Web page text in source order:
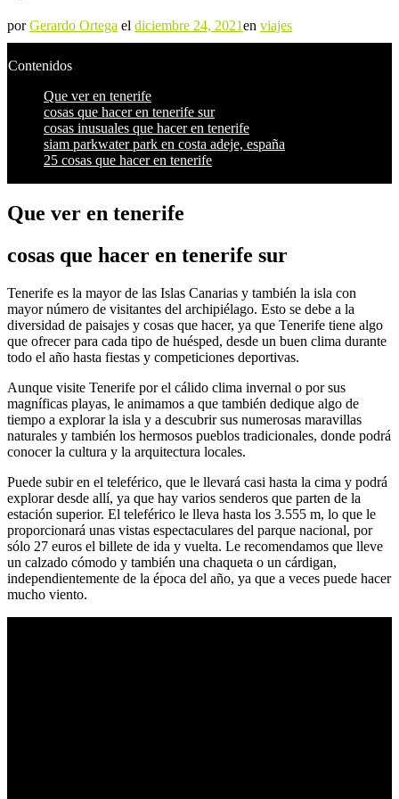
porGerardo Ortega el diciembre 24, 2021en viajes
Contenidos
Que ver en tenerife
cosas que hacer en tenerife sur
cosas inusuales que hacer en tenerife
siam parkwater park en costa adeje, españa
25 cosas que hacer en tenerife
Que ver en tenerife
cosas que hacer en tenerife sur
Tenerife es la mayor de las Islas Canarias y también la isla con
mayor número de visitantes del archipiélago. Esto se debe a la
diversidad de paisajes y cosas que hacer, ya que Tenerife tiene algo
que ofrecer para cada tipo de huésped, desde un buen clima durante
todo el año hasta fiestas y competiciones deportivas.
Aunque visite Tenerife por el cálido clima invernal o por sus
magníficas playas, le animamos a que también dedique algo de
tiempo a explorar la isla y a descubrir sus numerosas maravillas
naturales y también los hermosos pueblos tradicionales, donde podrá
conocer la cultura y la arquitectura locales.
Puede subir en el teleférico, que le llevará casi hasta la cima y podrá
explorar desde allí, ya que hay varios senderos que parten de la
estación superior. El teleférico le lleva hasta los 3.555 m, lo que le
proporcionará unas vistas espectaculares del parque nacional, por
sólo 27 euros el billete de ida y vuelta. Le recomendamos que lleve
un calzado cómodo y también una chaqueta o un cárdigan,
independientemente de la época del año, ya que a veces puede hacer
mucho viento.